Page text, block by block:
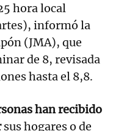
hora local
informó la
(JMA), que
de 8, revisada
hasta el 8,8.
han recibido
sus hogares o de